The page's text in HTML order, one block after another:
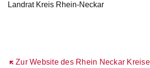
Landrat Kreis Rhein-Neckar
Zur Website des Rhein Neckar
Öffnet sich in einem neuen Fenster